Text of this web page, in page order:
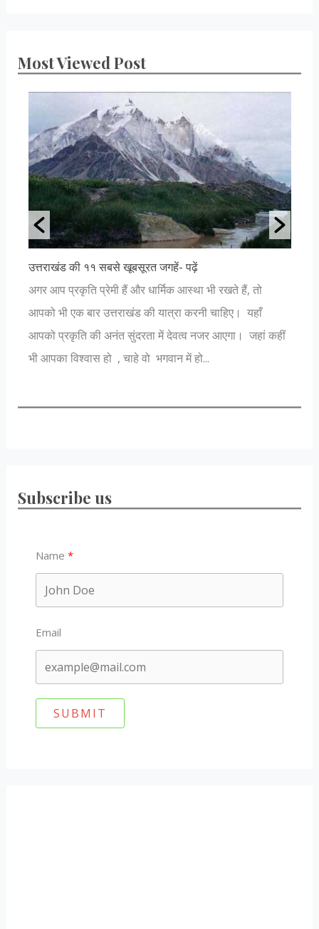
Most Viewed Post
उत्तराखंड की ११ सबसे खूबसूरत जगहें- पढ़ें
अगर आप प्रकृति प्रेमी हैं और धार्मिक आस्था भी रखते हैं, तो
आपको भी एक बार उत्तराखंड की यात्रा करनी चाहिए। यहाँ
आपको प्रकृति की अनंत सुंदरता में देवत्व नजर आएगा। जहां कहीं
भी आपका विश्वास हो , चाहे वो भगवान में हो...
Subscribe us
Name
Email
SUBMIT